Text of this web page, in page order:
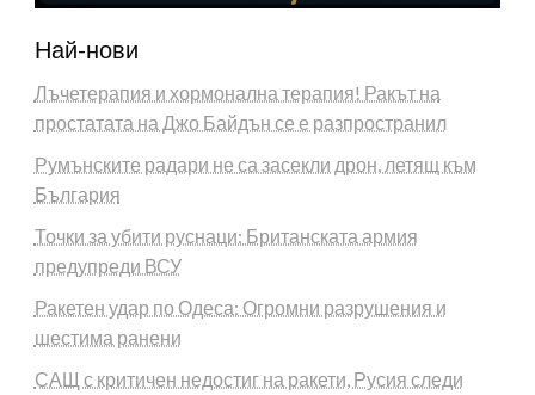
Най-нови
Лъчетерапия и хормонална терапия! Ракът на
простатата на Джо Байдън се е разпространил
Румънските радари не са засекли дрон, летящ към
България
Точки за убити руснаци: Британската армия
предупреди ВСУ
Ракетен удар по Одеса: Огромни разрушения и
шестима ранени
САЩ с критичен недостиг на ракети, Русия следи